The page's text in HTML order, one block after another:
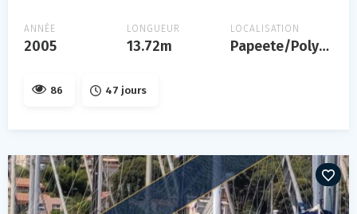
ANNÉE
2005
LONGUEUR
13.72m
LOCALISATION
Papeete/Polynésie Française
86 47 jours